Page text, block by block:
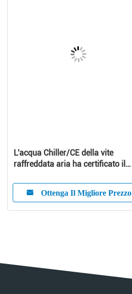
L'acqua Chiller/CE della vite
raffreddata aria ha certificato il
aria
Ottenga Il Migliore Prezzo